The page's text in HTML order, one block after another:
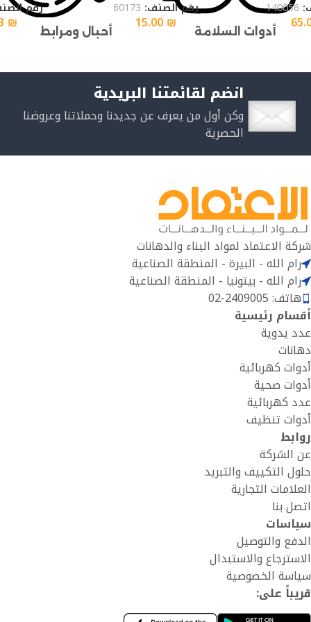
أدوات السلامة أحبال ومرابط
140056 رقم الصنف: 60173
15.00₪
رقم
₪
انضم لقائمتنا البريدية
وكن أول من يعرف عن جديدنا وحملاتنا وعروضنا
الحصرية
شركة الاعتماد لمواد البناء والدهانات
رام الله - البيرة - المنطقة الصناعية
رام الله - بيتونيا - المنطقة الصناعية
هاتف: 2409005-02
أقسام رئيسية
عدد يدوية
دهانات
أدوات كهربائية
أدوات صحية
عدد كهربائية
أدوات تنظيف
روابط
عن الشركة
حلول التكييف والتبريد
العلامات التجارية
اتصل بنا
سياسات
الدفع والتوصيل
الاسترجاع والاستبدال
سياسة الخصوصية
قريباً على: